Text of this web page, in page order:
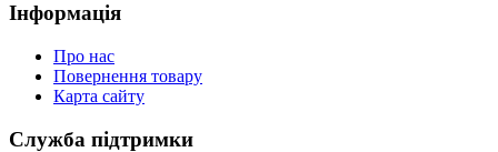
Інформація
Про нас
Повернення товару
Карта сайту
Служба підтримки